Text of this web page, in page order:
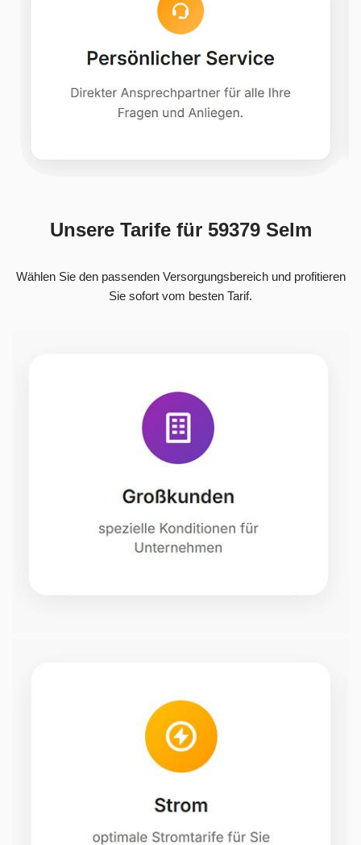
Unsere Tarife für 59379 Selm
Wählen Sie den passenden Versorgungsbereich und profitieren
Sie sofort vom besten Tarif.